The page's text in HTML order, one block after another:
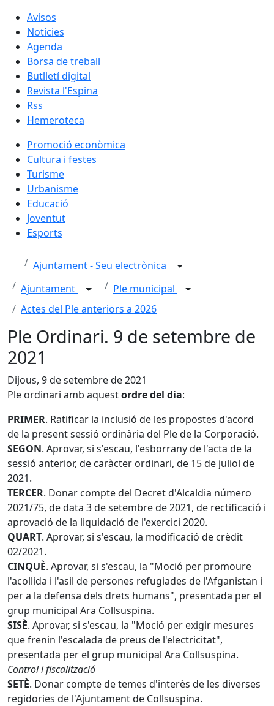
Avisos
Notícies
Agenda
Borsa de treball
Butlletí digital
Revista l'Espina
Rss
Hemeroteca
Promoció econòmica
Cultura i festes
Turisme
Urbanisme
Educació
Joventut
Esports
Ajuntament - Seu electrònica
Ajuntament
Ple municipal
Actes del Ple anteriors a 2026
Ple Ordinari. 9 de setembre de
2021
Dijous, 9 de setembre de 2021
Ple ordinari amb aquestordre del dia:
PRIMER. Ratificar la inclusió de les propostes d'acord
de la present sessió ordinària del Ple de la Corporació.
SEGON. Aprovar, si s'escau, l'esborrany de l'acta de la
sessió anterior, de caràcter ordinari, de 15 de juliol de
2021.
TERCER. Donar compte del Decret d'Alcaldia número
2021/75, de data 3 de setembre de 2021, de rectificació i
aprovació de la liquidació de l'exercici 2020.
QUART. Aprovar, si s'escau, la modificació de crèdit
02/2021.
CINQUÈ. Aprovar, si s'escau, la "Moció per promoure
l'acollida i l'asil de persones refugiades de l'Afganistan i
per a la defensa dels drets humans", presentada per el
grup municipal Ara Collsuspina.
SISÈ. Aprovar, si s'escau, la "Moció per exigir mesures
que frenin l'escalada de preus de l'electricitat",
presentada per el grup municipal Ara Collsuspina.
Control i fiscalització
SETÈ. Donar compte de temes d'interès de les diverses
regidories de l'Ajuntament de Collsuspina.